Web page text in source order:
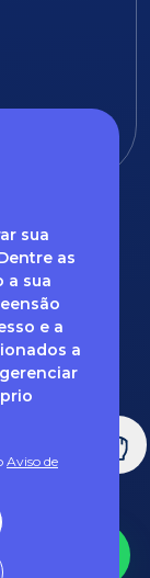
sua
as
a sua
e a
a
Aviso de
entre em
e-mail: